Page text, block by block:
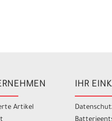
Artikel
IHR